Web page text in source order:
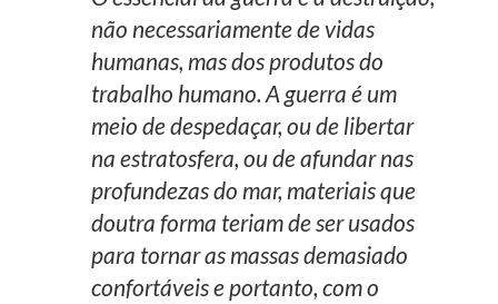
não necessariamente de vidas
humanas, mas dos produtos do
trabalho humano. A guerra é um
meio de despedaçar, ou de libertar
na estratosfera, ou de afundar nas
profundezas do mar, materiais que
doutra forma teriam de ser usados
para tornar as massas demasiado
confortáveis e portanto, com o